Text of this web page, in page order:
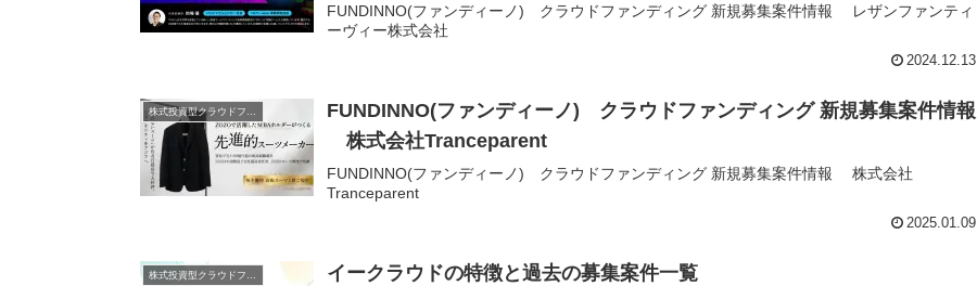
FUNDINNO(ファンディーノ) クラウドファンディング 新規募集案件情報 レザンファンティ
ーヴィー株式会社
2024.12.13
株式投資型クラウドファンディング
FUNDINNO(ファンディーノ) クラウドファンディング 新規募集案件情報
株式会社Tranceparent
FUNDINNO(ファンディーノ) クラウドファンディング 新規募集案件情報 株式会社
Tranceparent
2025.01.09
イークラウドの特徴と過去の募集案件一覧